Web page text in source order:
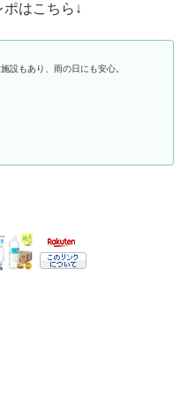
はこちら↓
設もあり、雨の日にも安心。